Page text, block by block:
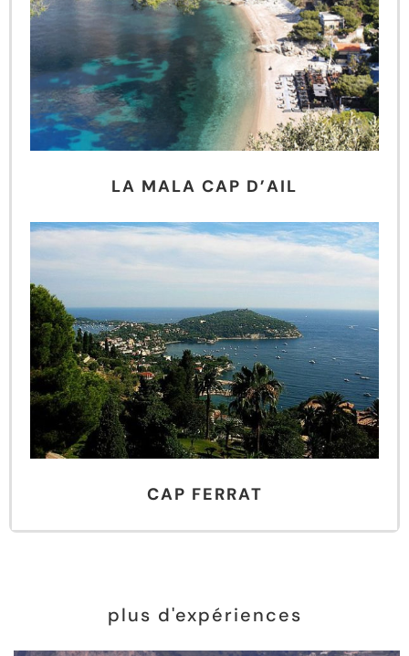
LA MALA CAP D’AIL
CAP FERRAT
plus d'expériences